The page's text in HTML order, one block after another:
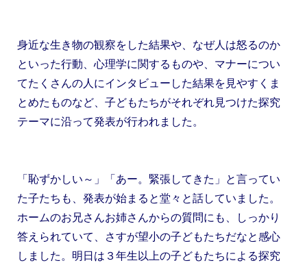
身近な生き物の観察をした結果や、なぜ人は怒るのか
といった行動、心理学に関するものや、マナーについ
てたくさんの人にインタビューした結果を見やすくま
とめたものなど、子どもたちがそれぞれ見つけた探究
テーマに沿って発表が行われました。
「恥ずかしい～」「あー。緊張してきた」と言ってい
た子たちも、発表が始まると堂々と話していました。
ホームのお兄さんお姉さんからの質問にも、しっかり
答えられていて、さすが望小の子どもたちだなと感心
しました。明日は３年生以上の子どもたちによる探究